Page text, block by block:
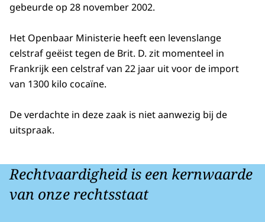
gebeurde op 28 november 2002.
Het Openbaar Ministerie heeft een levenslange
celstraf geëist tegen de Brit. D. zit momenteel in
Frankrijk een celstraf van 22 jaar uit voor de import
van 1300 kilo cocaïne.
De verdachte in deze zaak is niet aanwezig bij de
uitspraak.
Rechtvaardigheid is een kernwaarde
van onze rechtsstaat